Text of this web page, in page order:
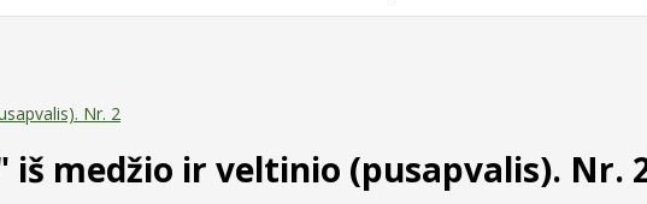
Nr. 2
medžio ir veltinio (pusapvalis). Nr.